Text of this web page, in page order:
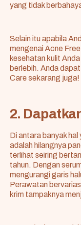
yang tidak
Selain itu apabila
mengenaiAcne
kesehatan kulit
berlebih. Anda
Care sekarang juga!
2.
Di antara banyak
adalah hilangnya
terlihat seiring
tahun. Dengan
mengurangi garis
Perawatan
krim tampaknya